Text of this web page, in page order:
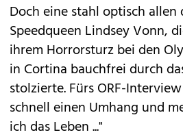
Doch eine stahl optisch allen
Speedqueen Lindsey Vonn,
ihrem Horrorsturz bei den
in Cortina bauchfrei durch
stolzierte. Fürs ORF-
schnell einen Umhang und
ich das Leben ..."